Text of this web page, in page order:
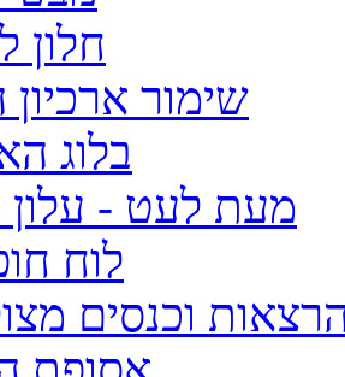
חלון
שימור
בלוג
מעת לעט - עלון
לוח
וכנסים